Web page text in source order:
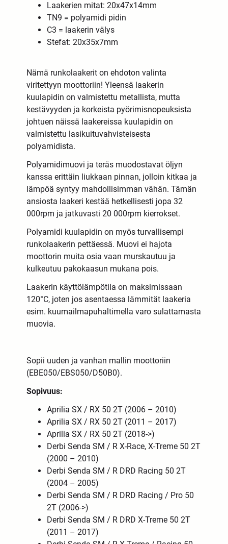
Laakerien mitat: 20x47x14mm
TN9 = polyamidi pidin
C3 = laakerin välys
Stefat: 20x35x7mm
Nämä runkolaakerit on ehdoton valinta
viritettyyn moottoriin! Yleensä laakerin
kuulapidin on valmistettu metallista, mutta
kestävyyden ja korkeista pyörimisnopeuksista
johtuen näissä laakereissa kuulapidin on
valmistettu lasikuituvahvisteisesta
polyamidista.
Polyamidimuovi ja teräs muodostavat öljyn
kanssa erittäin liukkaan pinnan, jolloin kitkaa ja
lämpöä syntyy mahdollisimman vähän. Tämän
ansiosta laakeri kestää hetkellisesti jopa 32
000rpm ja jatkuvasti 20 000rpm kierrokset.
Polyamidi kuulapidin on myös turvallisempi
runkolaakerin pettäessä. Muovi ei hajota
moottorin muita osia vaan murskautuu ja
kulkeutuu pakokaasun mukana pois.
Laakerin käyttölämpötila on maksimissaan
120°C, joten jos asentaessa lämmität laakeria
esim. kuumailmapuhaltimella varo sulattamasta
muovia.
Sopii uuden ja vanhan mallin moottoriin
(EBE050/EBS050/D50B0).
Sopivuus:
Aprilia SX / RX 50 2T (2006 – 2010)
Aprilia SX / RX 50 2T (2011 – 2017)
Aprilia SX / RX 50 2T (2018->)
Derbi Senda SM / R X-Race, X-Treme 50 2T
(2000 – 2010)
Derbi Senda SM / R DRD Racing 50 2T
(2004 – 2005)
Derbi Senda SM / R DRD Racing / Pro 50
2T (2006->)
Derbi Senda SM / R DRD X-Treme 50 2T
(2011 – 2017)